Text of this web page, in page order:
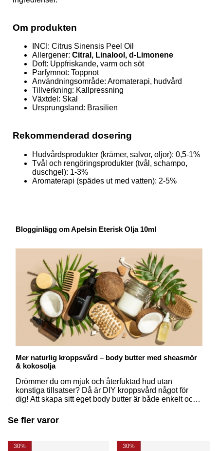
Om produkten
INCI: Citrus Sinensis Peel Oil
Allergener: Citral, Linalool, d-Limonene
Doft: Uppfriskande, varm och söt
Parfymnot: Toppnot
Användningsområde: Aromaterapi, hudvård
Tillverkning: Kallpressning
Växtdel: Skal
Ursprungsland: Brasilien
Rekommenderad dosering
Hudvårdsprodukter (krämer, salvor, oljor): 0,5-1%
Tvål och rengöringsprodukter (tvål, schampo,
duschgel): 1-3%
Aromaterapi (spädes ut med vatten): 2-5%
Blogginlägg om Apelsin Eterisk Olja 10ml
Mer naturlig kroppsvård – body butter med sheasmör
& kokosolja
Drömmer du om mjuk och återfuktad hud utan
konstiga tillsatser? Då är DIY kroppsvård något för
dig! Att skapa sitt eget body butter är både enkelt och
kokosolja spelar huvudrollen i naturlig kroppsvård –
och bjuder på ett härligt recept!
Se fler varor
30% 30%